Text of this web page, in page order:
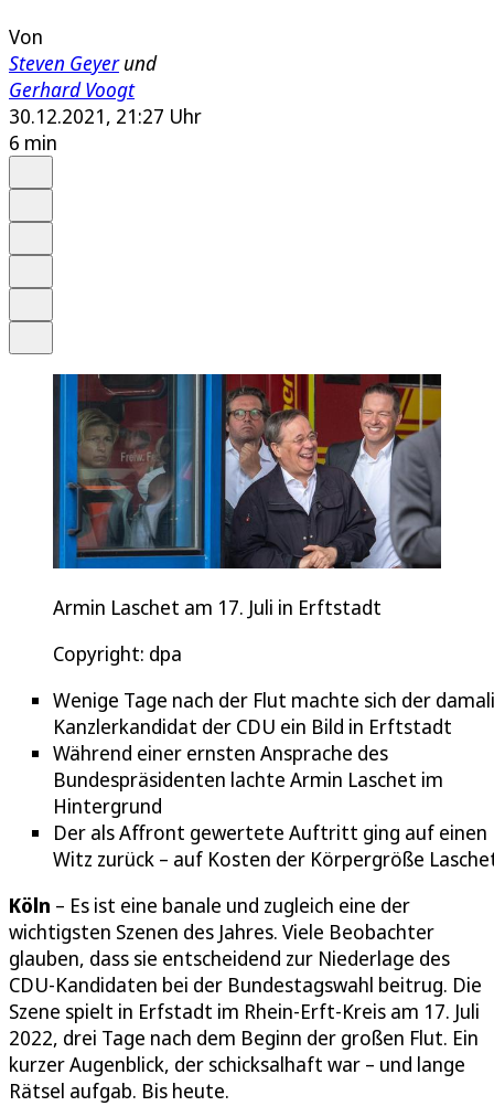
Von
Steven Geyerund
Gerhard Voogt
30.12.2021, 21:27 Uhr
6 min
Armin Laschet am 17. Juli in Erftstadt
Copyright: dpa
Wenige Tage nach der Flut machte sich der
Kanzlerkandidat der CDU ein Bild in Erftstadt
Während einer ernsten Ansprache des
Bundespräsidenten lachte Armin Laschet im
Hintergrund
Der als Affront gewertete Auftritt ging auf einen
Witz zurück – auf Kosten der Körpergröße
Köln – Es ist eine banale und zugleich eine der
wichtigsten Szenen des Jahres. Viele Beobachter
glauben, dass sie entscheidend zur Niederlage des
CDU-Kandidaten bei der Bundestagswahl beitrug. Die
Szene spielt in Erfstadt im Rhein-Erft-Kreis am 17. Juli
2022, drei Tage nach dem Beginn der großen Flut. Ein
kurzer Augenblick, der schicksalhaft war – und lange
Rätsel aufgab. Bis heute.